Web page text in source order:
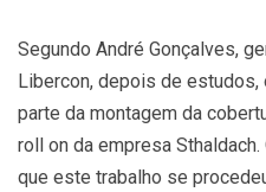
Segundo André Gonçalves,
Libercon, depois de
parte da montagem da
roll on da empresa
que este trabalho se